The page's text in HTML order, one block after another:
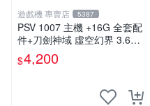
遊戲機 專賣店 5387
PSV 1007 主機 +16G 全套配
件+刀劍神域 虛空幻界 3.61
版本85成新 PSVita1007 一年
保修
$4,200